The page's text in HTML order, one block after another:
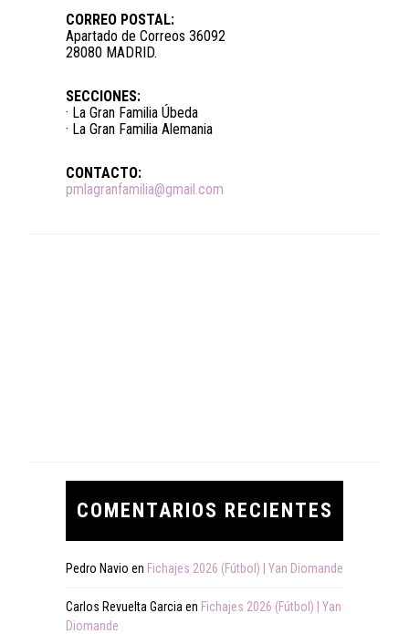
CORREO POSTAL:
Apartado de Correos 36092
28080 MADRID.
SECCIONES:
· La Gran Familia Úbeda
· La Gran Familia Alemania
CONTACTO:
pmlagranfamilia@gmail.com
COMENTARIOS RECIENTES
Pedro Navio en Fichajes 2026 (Fútbol) | Yan Diomande
Carlos Revuelta Garcia en Fichajes 2026 (Fútbol) | Yan
Diomande